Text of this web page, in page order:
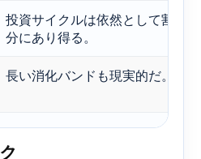
投資サイクルは依然として割高
分にあり得る。
長い消化バンドも現実的だ。